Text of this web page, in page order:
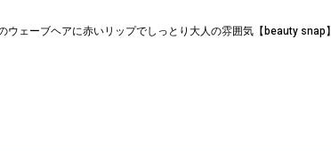
ウェーブヘアに赤いリップでしっとり大人の雰囲気【beauty snap】